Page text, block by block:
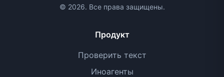
© 2026. Все права защищены.
Продукт
Проверить текст
Иноагенты